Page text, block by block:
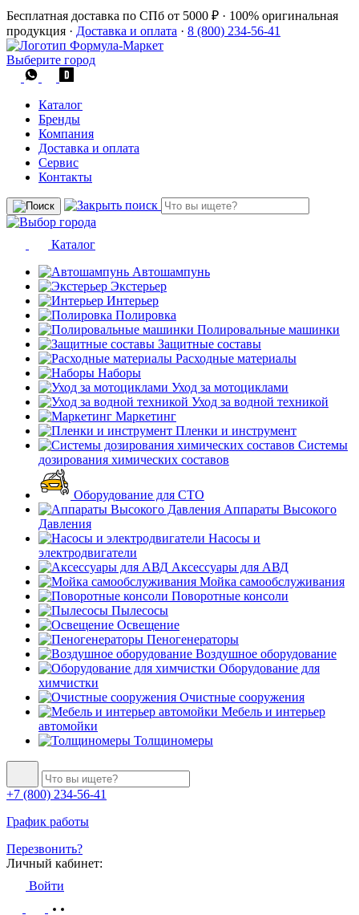
Бесплатная доставка по СПб от 5000 ₽ · 100% оригинальная
продукция · Доставка и оплата · 8 (800) 234-56-41
Выберите город
Каталог
Бренды
Компания
Доставка и оплата
Сервис
Контакты
Каталог
Автошампунь
Экстерьер
Интерьер
Полировка
Полировальные машинки
Защитные составы
Расходные материалы
Наборы
Уход за мотоциклами
Уход за водной техникой
Маркетинг
Пленки и инструмент
Системы
дозирования химических составов
Оборудование для СТО
Аппараты Высокого
Давления
Насосы и
электродвигатели
Аксессуары для АВД
Мойка самообслуживания
Поворотные консоли
Пылесосы
Освещение
Пеногенераторы
Воздушное оборудование
Оборудование для
химчистки
Очистные сооружения
Мебель и интерьер
автомойки
Толщиномеры
+7 (800) 234-56-41
График работы
Перезвонить?
Личный кабинет:
Войти